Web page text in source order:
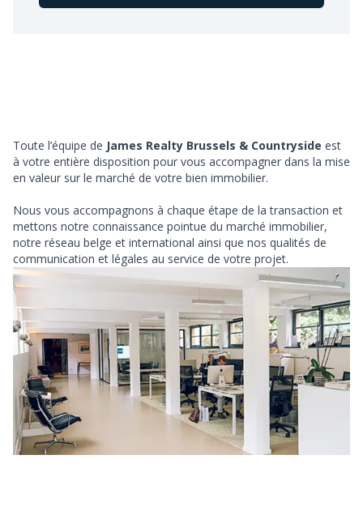
Toute l’équipe de James Realty Brussels & Countryside est
à votre entière disposition pour vous accompagner dans la mise
en valeur sur le marché de votre bien immobilier.
Nous vous accompagnons à chaque étape de la transaction et
mettons notre connaissance pointue du marché immobilier,
notre réseau belge et international ainsi que nos qualités de
communication et légales au service de votre projet.